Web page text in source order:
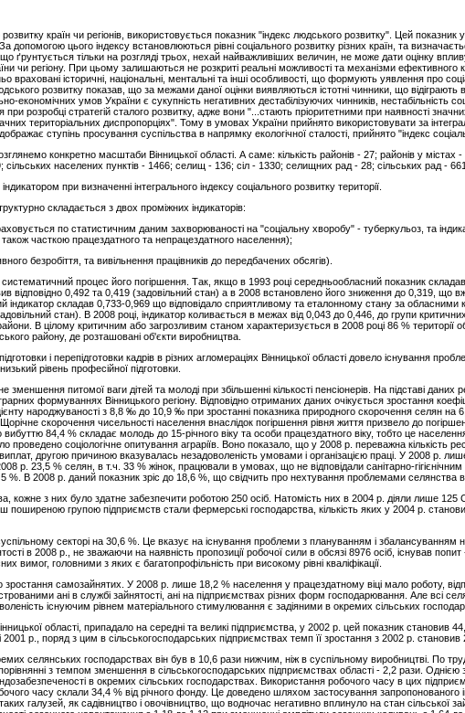
країн чи регіонів, використовується показник "індекс людського розвитку". Цей показник
допомогою цього індексу встановлюються рівні соціального розвитку різних країн, та
ґрунтується тільки на розгляді трьох, нехай найважливіших величин, не може дати оцінку
чи регіону. При цьому залишаються не розкриті реальні можливості та механізми ефективного
враховані історичні, національні, ментальні та інші особливості, що формують уявлення про
розвитку показав, що за межами даної оцінки виявляються істотні чинники, що
економічних умов України є сукупність негативних дестабілізуючих чинників, нестабільність
розробці стратегій сталого розвитку, адже вони "...стають пріоритетними при наявності
територіальних диспропорціях". Тому в умовах України прийнято використовувати за
ступінь просування суспільства в напрямку екологічної сталості, прийнято "індекс
конкретно масштаби Вінницької області. А саме: кількість районів - 27; районів у
населених пунктів - 1466; селищ - 136; сіл - 1330; селищних рад - 28; сільських рад - 661.
при визначенні інтегрального індексу соціального розвитку території.
складається з двох проміжних індикаторів:
по статистичним даним захворюваності на "соціальну хворобу" - туберкульоз, та
часткою працездатного та непрацездатного населення);
безробіття, та вивільнення працівників до передбачених обсягів).
процес його погіршення. Так, якщо в 1993 році середньообласний показник
відповідно 0,492 та 0,419 (задовільний стан) а в 2008 встановлено його зниження до 0,319, що
індикатор складав 0,733-0,969 що відповідало сприятливому та еталонному стану за обласними
стан). В 2008 році, індикатор коливається в межах від 0,043 до 0,446, до групи
В цілому критичним або загрозливим станом характеризується в 2008 році 86 % території
району, де розташовані об'єкти виробництва.
і перепідготовки кадрів в різних агломераціях Вінницької області довело існування
рівень професійної підготовки.
питомої ваги дітей та молоді при збільшенні кількості пенсіонерів. На підставі даних
формуваннях Вінницького регіону. Відповідно отриманих даних очікується зростання
народжуваності з 8,8 ‰ до 10,9 ‰ при зростанні показника природного скорочення селян на
скорочення чисельності населення внаслідок погіршення рівня життя призвело до
84,4 % складає молодь до 15-річного віку та особи працездатного віку, тобто це
соціологічне опитування аграріїв. Воно показало, що у 2008 р. переважна кількість
другою причиною вказувалась незадоволеність умовами і організацією праці. У 2008 р.
р. 23,5 % селян, в т.ч. 33 % жінок, працювали в умовах, що не відповідали санітарно-
5 %. В 2008 р. даний показник зріс до 18,6 %, що свідчить про нехтування проблемами селянства в
кожне з них було здатне забезпечити роботою 250 осіб. Натомість них в 2004 р. діяли лише
групою підприємств стали фермерські господарства, кількість яких у 2004 р.
секторі на 30,6 %. Це вказує на існування проблеми з плануванням і збалансуванням
в 2008 р., не зважаючи на наявність пропозиції робочої сили в обсязі 8976 осіб, існував попит
вимог, головними з яких є багатопрофільність при високому рівні кваліфікації.
самозайнятих. У 2008 р. лише 18,2 % населення у працездатному віці мало роботу,
ані в службі зайнятості, ані на підприємствах різних форм господарювання. Але всі
існуючим рівнем матеріального стимулювання є задіяними в окремих сільських
області, припадало на середні та великі підприємства, у 2002 р. цей показник становив
р., поряд з цим в сільськогосподарських підприємствах темп її зростання з 2002 р. становив
селянських господарствах він був в 10,6 рази нижчим, ніж в суспільному виробництві. По
з темпом зменшення в сільськогосподарських підприємствах області - 2,2 рази. Однією
в окремих сільських господарствах. Використання робочого часу в цих
часу склали 34,4 % від річного фонду. Це доведено шляхом застосування запропонованого
галузей, як садівництво і овочівництво, що водночас негативно вплинуло на стан сільської